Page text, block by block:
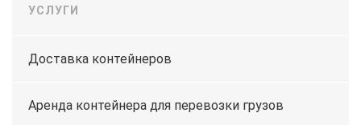
УСЛУГИ
Доставка контейнеров
Аренда контейнера для перевозки грузов